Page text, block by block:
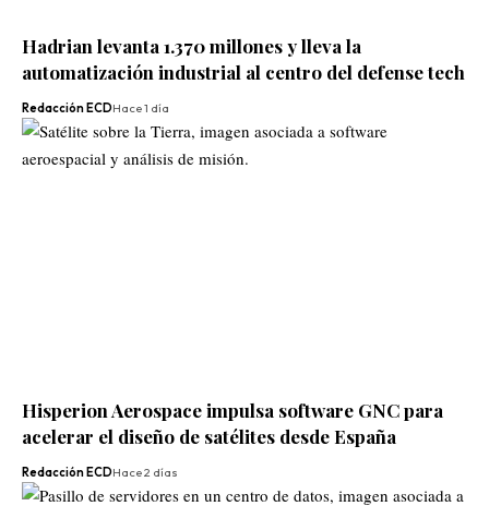
Hadrian levanta 1.370 millones y lleva la
automatización industrial al centro del defense tech
Redacción ECDHace 1 día
Hisperion Aerospace impulsa software GNC para
acelerar el diseño de satélites desde España
Redacción ECDHace 2 días